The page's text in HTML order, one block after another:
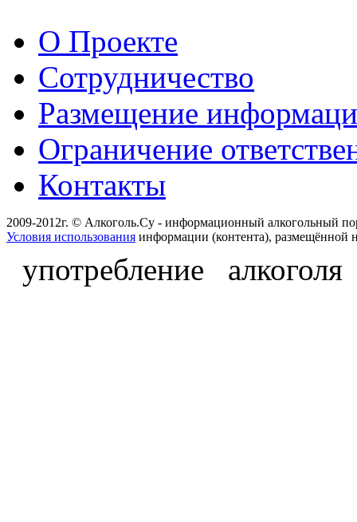
О Проекте
Сотрудничество
Размещение
Ограничение
Контакты
2009-2012г. © Алкоголь.Су - информационный алкогольный
Условия использования информации (контента), размещённой
употребление